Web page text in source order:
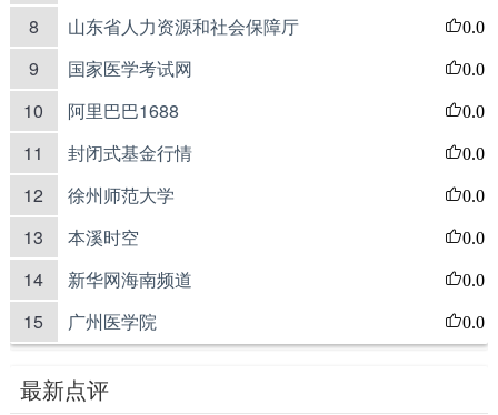
8 山东省人力资源和社会保障厅 0.0
9 国家医学考试网 0.0
10 阿里巴巴1688 0.0
11 封闭式基金行情 0.0
12 徐州师范大学 0.0
13 本溪时空 0.0
14 新华网海南频道 0.0
15 广州医学院 0.0
最新点评